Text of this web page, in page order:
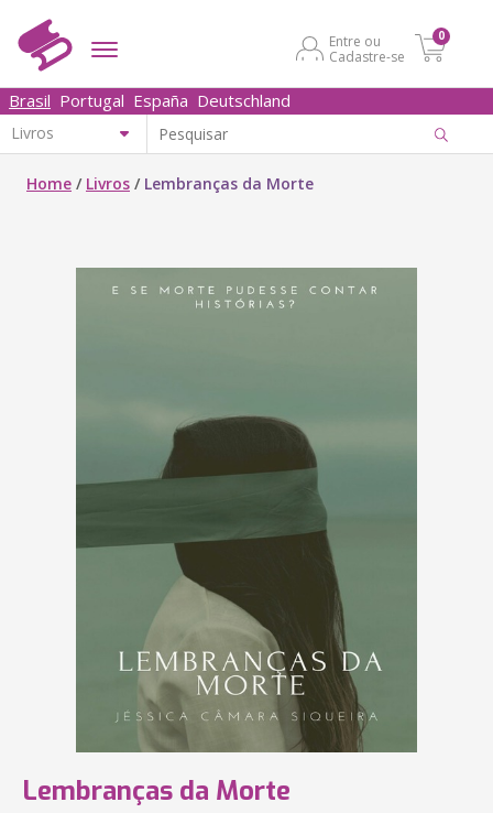
Entre ou
Cadastre-se
0
Brasil Portugal España Deutschland
Home / Livros / Lembranças da Morte
Lembranças da Morte